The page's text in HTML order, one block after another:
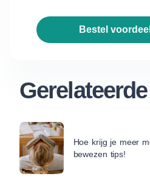
bestel
Hoe krijg je meer
bewezen tips!